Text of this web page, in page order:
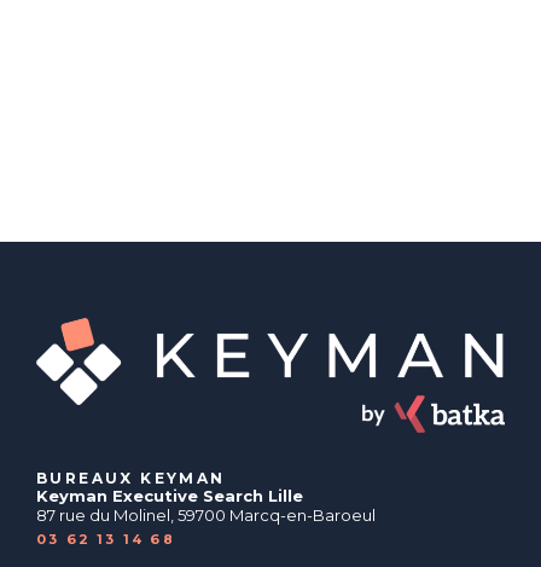
BUREAUX KEYMAN
Keyman Executive Search Lille
87 rue du Molinel, 59700 Marcq-en-Baroeul
03 62 13 14 68